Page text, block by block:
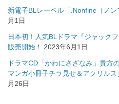
新電子BLレーベル「.Nonfine（ノン
月1日
日本初！人気BLドラマ『ジャック
販売開始！
2023年6月1日
ドラマCD「かわにさざなみ」貴
マンガ小冊子チラ見せ＆アクリルス
月26日